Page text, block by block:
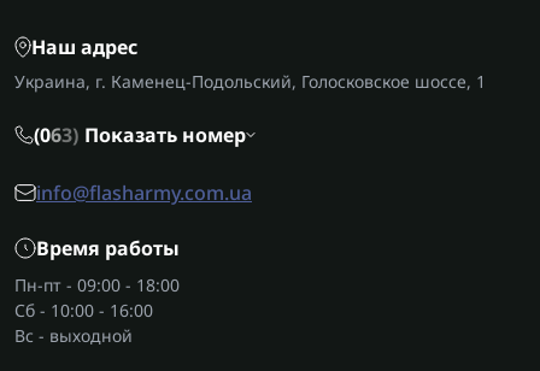
Наш адрес
Украина, г. Каменец-Подольский, Голосковское шоссе, 1
(063) Показать номер
info@flasharmy.com.ua
Время работы
Пн-пт - 09:00 - 18:00
Сб - 10:00 - 16:00
Вс - выходной